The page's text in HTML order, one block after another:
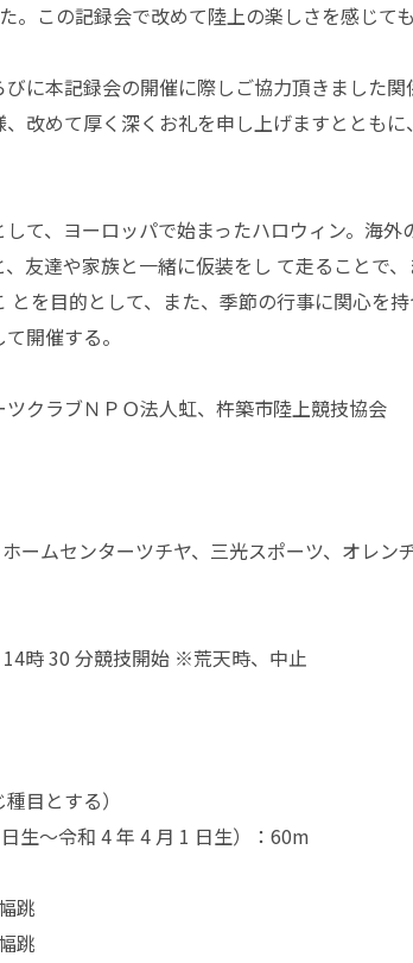
。この記録会で改めて陸上の楽しさを感じて
に本記録会の開催に際しご協力頂きました
改めて厚く深くお礼を申し上げますととも
て、ヨーロッパで始まったハロウィン。海
友達や家族と一緒に仮装をし て走ることで
とを目的として、また、季節の行事に関心を
開催する。
クラブＮＰＯ法人虹、杵築市陸上競技協会
ームセンターツチヤ、三光スポーツ、オレン
時 30 分競技開始 ※荒天時、中止
目とする）
生～令和 4 年 4 月 1 日生）：60m
跳
跳